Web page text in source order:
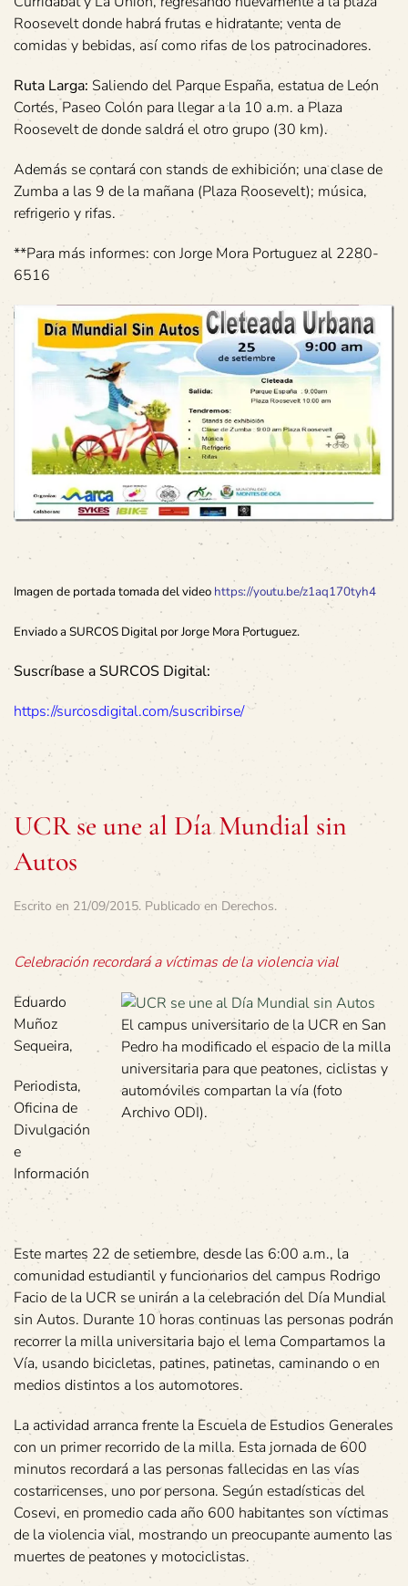
Roosevelt donde habrá frutas e hidratante; venta de
comidas y bebidas, así como rifas de los patrocinadores.
Ruta Larga: Saliendo del Parque España, estatua de León
Cortés, Paseo Colón para llegar a la 10 a.m. a Plaza
Roosevelt de donde saldrá el otro grupo (30 km).
Además se contará con stands de exhibición; una clase de
Zumba a las 9 de la mañana (Plaza Roosevelt); música,
refrigerio y rifas.
**Para más informes: con Jorge Mora Portuguez al 2280-
6516
Imagen de portada tomada del video https://youtu.be/z1aq170tyh4
Enviado a SURCOS Digital por Jorge Mora Portuguez.
Suscríbase a SURCOS Digital:
https://surcosdigital.com/suscribirse/
UCR se une al Día Mundial sin
Autos
Escrito en 21/09/2015. Publicado en Derechos.
Celebración recordará a víctimas de la violencia vial
El campus universitario de la UCR en San
Pedro ha modificado el espacio de la milla
universitaria para que peatones, ciclistas y
automóviles compartan la vía (foto
Archivo ODI).
Eduardo
Muñoz
Sequeira,
Periodista,
Oficina de
Divulgación
e
Información
Este martes 22 de setiembre, desde las 6:00 a.m., la
comunidad estudiantil y funcionarios del campus Rodrigo
Facio de la UCR se unirán a la celebración del Día Mundial
sin Autos. Durante 10 horas continuas las personas podrán
recorrer la milla universitaria bajo el lema Compartamos la
Vía, usando bicicletas, patines, patinetas, caminando o en
medios distintos a los automotores.
La actividad arranca frente la Escuela de Estudios Generales
con un primer recorrido de la milla. Esta jornada de 600
minutos recordará a las personas fallecidas en las vías
costarricenses, uno por persona. Según estadísticas del
Cosevi, en promedio cada año 600 habitantes son víctimas
de la violencia vial, mostrando un preocupante aumento las
muertes de peatones y motociclistas.